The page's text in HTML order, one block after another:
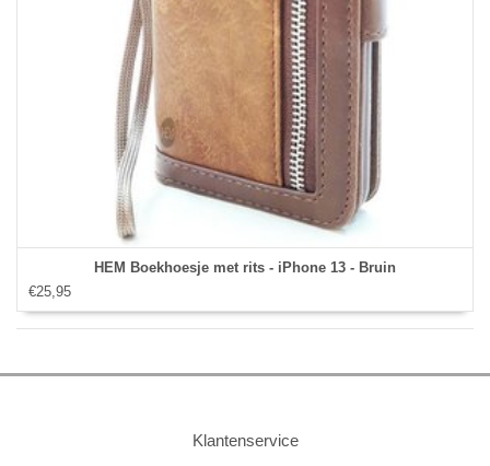
HEM Boekhoesje met rits - iPhone 13 - Bruin
€25,95
Klantenservice